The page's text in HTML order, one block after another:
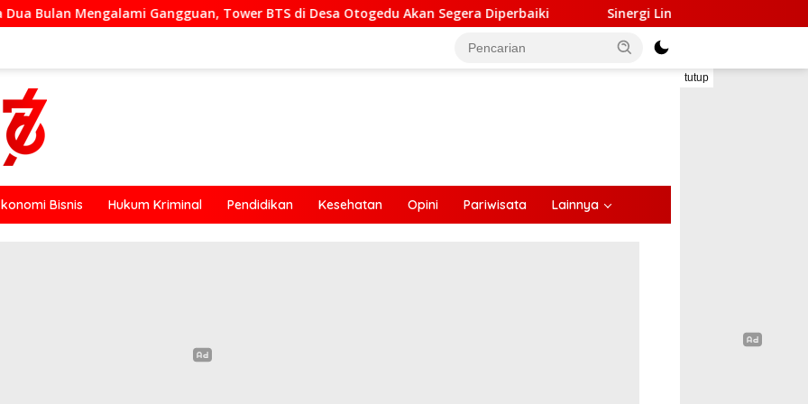
Tower BTS di Desa Otogedu Akan Segera Diperbaiki Sinergi Lintas Sektor, Satlantas Polres Ende Gandeng
tutup
Bisnis Hukum Kriminal Pendidikan Kesehatan Opini Pariwisata Lainnya